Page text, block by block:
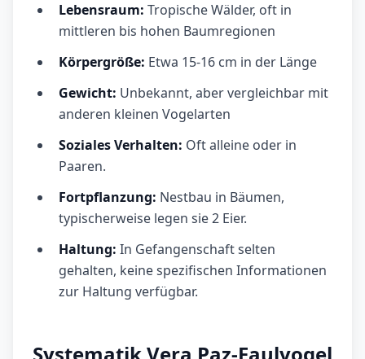
Lebensraum: Tropische Wälder, oft in
mittleren bis hohen Baumregionen
Körpergröße: Etwa 15-16 cm in der Länge
Gewicht: Unbekannt, aber vergleichbar mit
anderen kleinen Vogelarten
Soziales Verhalten: Oft alleine oder in
Paaren.
Fortpflanzung: Nestbau in Bäumen,
typischerweise legen sie 2 Eier.
Haltung: In Gefangenschaft selten
gehalten, keine spezifischen Informationen
zur Haltung verfügbar.